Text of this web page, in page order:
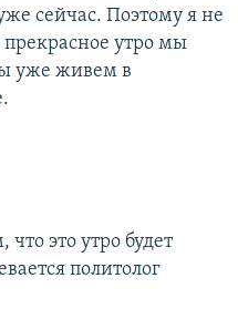
сейчас. Поэтому я не
прекрасное утро мы
уже живем в
что это утро будет
политолог